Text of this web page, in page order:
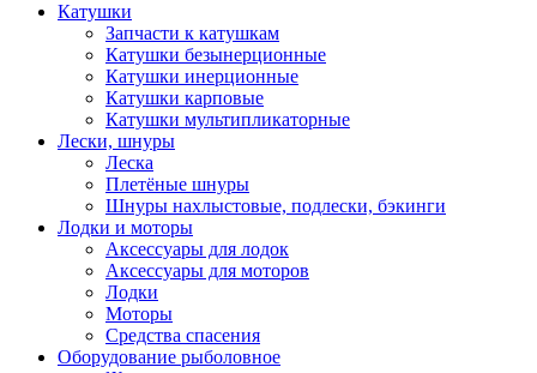
Катушки
Запчасти к катушкам
Катушки безынерционные
Катушки инерционные
Катушки карповые
Катушки мультипликаторные
Лески, шнуры
Леска
Плетёные шнуры
Шнуры нахлыстовые, подлески, бэкинги
Лодки и моторы
Аксессуары для лодок
Аксессуары для моторов
Лодки
Моторы
Средства спасения
Оборудование рыболовное